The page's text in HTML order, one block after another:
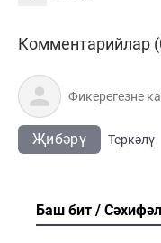
Комментарийлар
Җибәрү Теркәлү
Баш бит